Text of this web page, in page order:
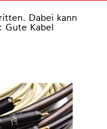
Dabei kann
Gute Kabel